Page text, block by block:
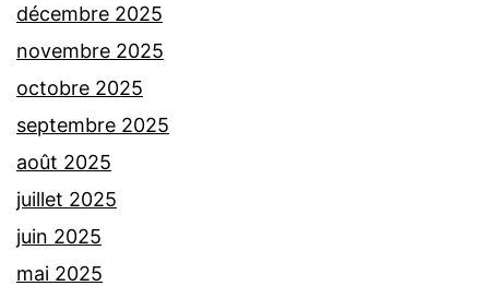
décembre 2025
novembre 2025
octobre 2025
septembre 2025
août 2025
juillet 2025
juin 2025
mai 2025